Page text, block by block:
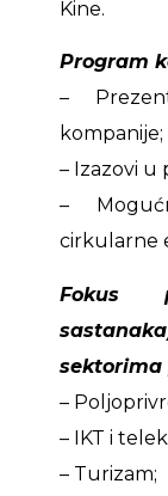
Kine.
Program
–
kompanije;
– Izazovi u
–
cirkularne
Fokus
sektorima
–
– IKT i
– Turizam;